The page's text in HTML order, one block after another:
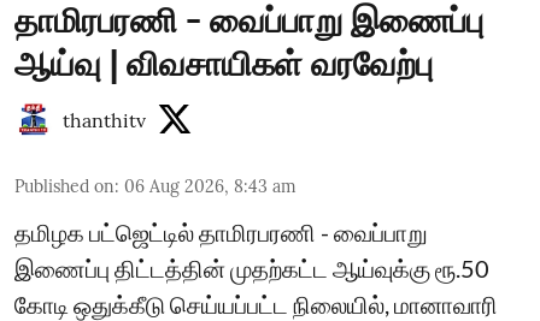
தாமிரபரணி - வைப்பாறு இணைப்பு
ஆய்வு | விவசாயிகள் வரவேற்பு
thanthitv
Published on: 06 Aug 2026, 8:43 am
தமிழக பட்ஜெட்டில் தாமிரபரணி - வைப்பாறு
இணைப்பு திட்டத்தின் முதற்கட்ட ஆய்வுக்கு ரூ.50
கோடி ஒதுக்கீடு செய்யப்பட்ட நிலையில், மானாவாரி